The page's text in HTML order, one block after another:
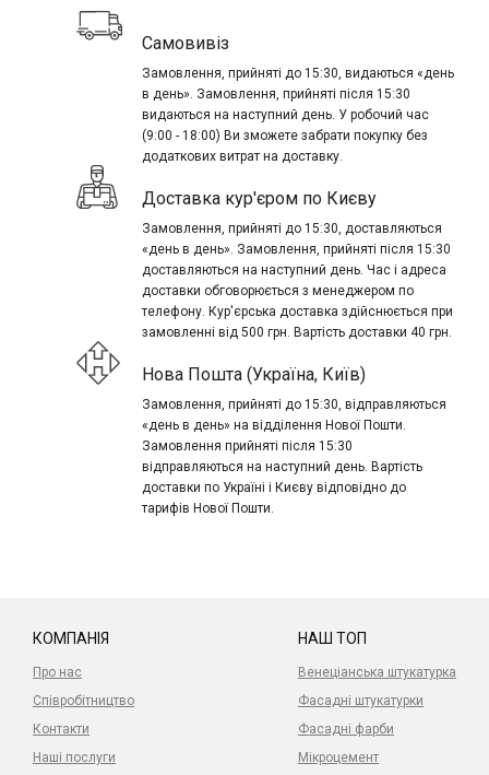
Самовивіз
Замовлення, прийняті до 15:30, видаються «день
в день». Замовлення, прийняті після 15:30
видаються на наступний день. У робочий час
(9:00 - 18:00) Ви зможете забрати покупку без
додаткових витрат на доставку.
Доставка кур'єром по Києву
Замовлення, прийняті до 15:30, доставляються
«день в день». Замовлення, прийняті після 15:30
доставляються на наступний день. Час і адреса
доставки обговорюється з менеджером по
телефону. Кур'єрська доставка здійснюється при
замовленні від 500 грн. Вартість доставки 40 грн.
Нова Пошта (Україна, Київ)
Замовлення, прийняті до 15:30, відправляються
«день в день» на відділення Нової Пошти.
Замовлення прийняті після 15:30
відправляються на наступний день. Вартість
доставки по Україні і Києву відповідно до
тарифів Нової Пошти.
КОМПАНІЯ
Про нас
Співробітництво
Контакти
Наші послуги
НАШ ТОП
Венеціанська штукатурка
Фасадні штукатурки
Фасадні фарби
Мікроцемент